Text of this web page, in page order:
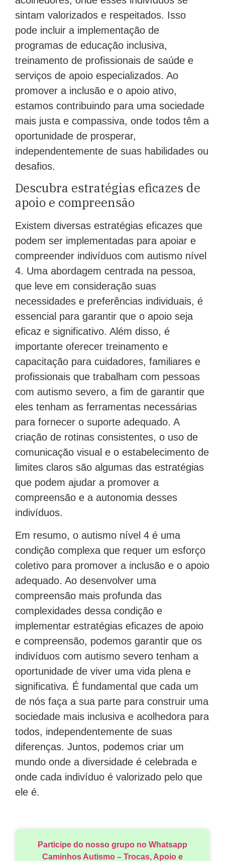
sintam valorizados e respeitados. Isso
pode incluir a implementação de
programas de educação inclusiva,
treinamento de profissionais de saúde e
serviços de apoio especializados. Ao
promover a inclusão e o apoio ativo,
estamos contribuindo para uma sociedade
mais justa e compassiva, onde todos têm a
oportunidade de prosperar,
independentemente de suas habilidades ou
desafios.
Descubra estratégias eficazes de
apoio e compreensão
Existem diversas estratégias eficazes que
podem ser implementadas para apoiar e
compreender indivíduos com autismo nível
4. Uma abordagem centrada na pessoa,
que leve em consideração suas
necessidades e preferências individuais, é
essencial para garantir que o apoio seja
eficaz e significativo. Além disso, é
importante oferecer treinamento e
capacitação para cuidadores, familiares e
profissionais que trabalham com pessoas
com autismo severo, a fim de garantir que
eles tenham as ferramentas necessárias
para fornecer o suporte adequado. A
criação de rotinas consistentes, o uso de
comunicação visual e o estabelecimento de
limites claros são algumas das estratégias
que podem ajudar a promover a
compreensão e a autonomia desses
indivíduos.
Em resumo, o autismo nível 4 é uma
condição complexa que requer um esforço
coletivo para promover a inclusão e o apoio
adequado. Ao desenvolver uma
compreensão mais profunda das
complexidades dessa condição e
implementar estratégias eficazes de apoio
e compreensão, podemos garantir que os
indivíduos com autismo severo tenham a
oportunidade de viver uma vida plena e
significativa. É fundamental que cada um
de nós faça a sua parte para construir uma
sociedade mais inclusiva e acolhedora para
todos, independentemente de suas
diferenças. Juntos, podemos criar um
mundo onde a diversidade é celebrada e
onde cada indivíduo é valorizado pelo que
ele é.
Participe do nosso grupo no Whatsapp
Caminhos Autismo – Trocas, Apoio e